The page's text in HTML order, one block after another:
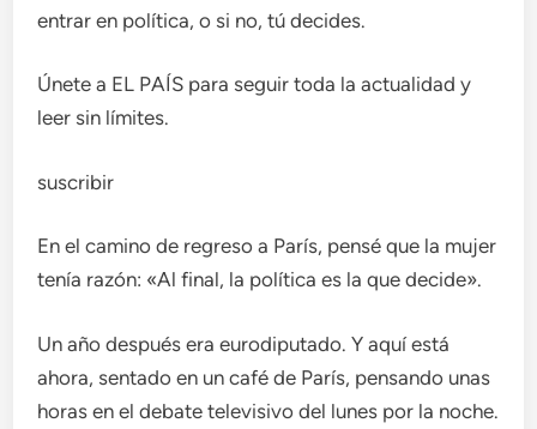
entrar en política, o si no, tú decides.
Únete a EL PAÍS para seguir toda la actualidad y
leer sin límites.
suscribir
En el camino de regreso a París, pensé que la mujer
tenía razón: «Al final, la política es la que decide».
Un año después era eurodiputado. Y aquí está
ahora, sentado en un café de París, pensando unas
horas en el debate televisivo del lunes por la noche.